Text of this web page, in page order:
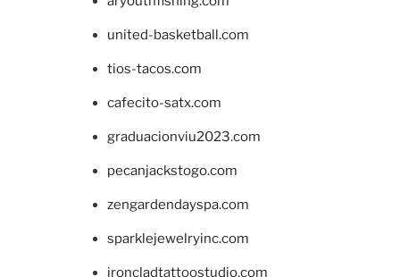
united-basketball.com
tios-tacos.com
cafecito-satx.com
graduacionviu2023.com
pecanjackstogo.com
zengardendayspa.com
sparklejewelryinc.com
ironcladtattoostudio.com